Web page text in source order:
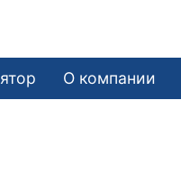
О компании